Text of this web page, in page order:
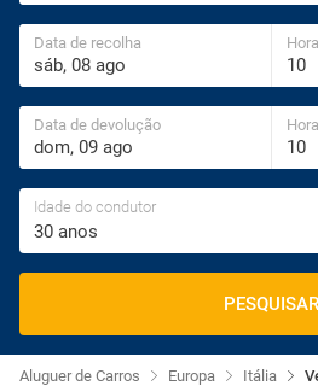
Data de recolha
Data de devolução
Idade do condutor
30 anos
PESQUISAR
Itália
Europa
Aluguer de Carros